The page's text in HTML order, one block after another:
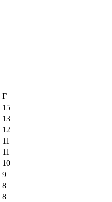
Г
15
13
12
11
11
10
9
8
8